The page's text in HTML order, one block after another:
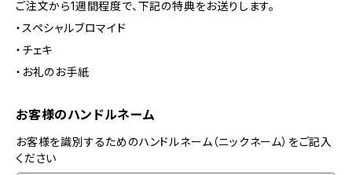
ご注文から1週間程度で、下記の特典をお送りします。
・スペシャルブロマイド
・チェキ
・お礼のお手紙
お客様のハンドルネーム
お客様を識別するためのハンドルネーム（ニックネーム）をご記入
ください